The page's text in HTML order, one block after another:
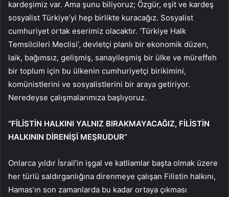
kardeşimiz var. Ama şunu biliyoruz; Özgür, eşit ve kardeş
sosyalist Türkiye’yi hep birlikte kuracağız. Sosyalist
cumhuriyet ortak eserimiz olacaktır. ‘Türkiye Halk
Temsilcileri Meclisi’, devletçi planlı bir ekonomik düzen,
laik, bağımsız, gelişmiş, sanayileşmiş bir ülke ve müreffeh
bir toplum için bu ülkenin cumhuriyetçi birikimini,
komünistlerini ve sosyalistlerini bir araya getiriyor.
Neredeyse çalışmalarımıza başlıyoruz.
“FİLİSTİN HALKINI YALNIZ BIRAKMAYACAĞIZ, FİLİSTİN
HALKININ DİRENİŞİ MEŞRUDUR”
Onlarca yıldır İsrail’in işgal ve katliamlar başta olmak üzere
her türlü saldırganlığına direnmeye çalışan Filistin halkını,
Hamas’ın son zamanlarda bu kadar ortaya çıkması